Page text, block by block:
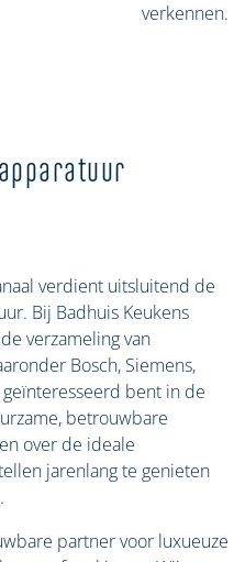
verkennen.
verdient uitsluitend de
Bij Badhuis Keukens
verzameling van
Bosch, Siemens,
bent in de
betrouwbare
over de ideale
jarenlang te genieten
partner voor luxueuze